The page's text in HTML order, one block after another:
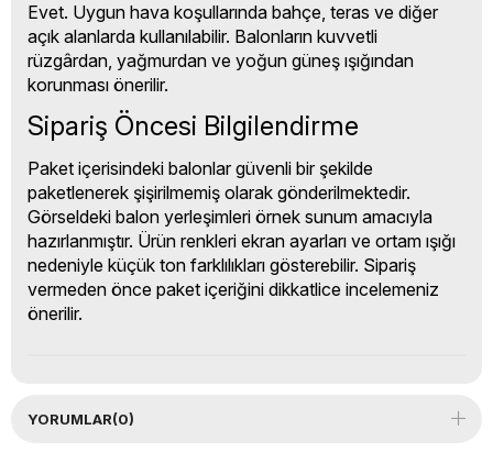
Evet. Uygun hava koşullarında bahçe, teras ve diğer
açık alanlarda kullanılabilir. Balonların kuvvetli
rüzgârdan, yağmurdan ve yoğun güneş ışığından
korunması önerilir.
Sipariş Öncesi Bilgilendirme
Paket içerisindeki balonlar güvenli bir şekilde
paketlenerek şişirilmemiş olarak gönderilmektedir.
Görseldeki balon yerleşimleri örnek sunum amacıyla
hazırlanmıştır. Ürün renkleri ekran ayarları ve ortam ışığı
nedeniyle küçük ton farklılıkları gösterebilir. Sipariş
vermeden önce paket içeriğini dikkatlice incelemeniz
önerilir.
YORUMLAR(0)